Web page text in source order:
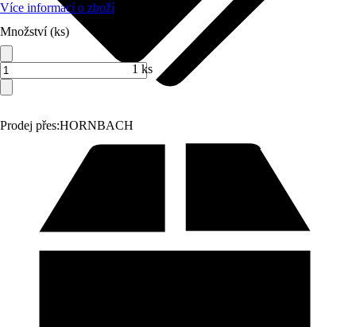
Prodej přes:HORNBACH
Více informací o zboží
Množství (ks)
1 ks